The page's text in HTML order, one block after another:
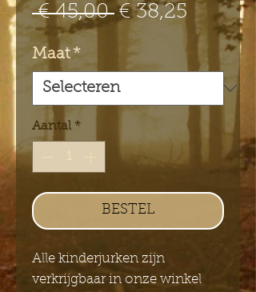
€ 45,00 Normale
€ 38,25
Maat *
Aantal *
BESTEL
Alle kinderjurken zijn
verkrijgbaar in onze winkel